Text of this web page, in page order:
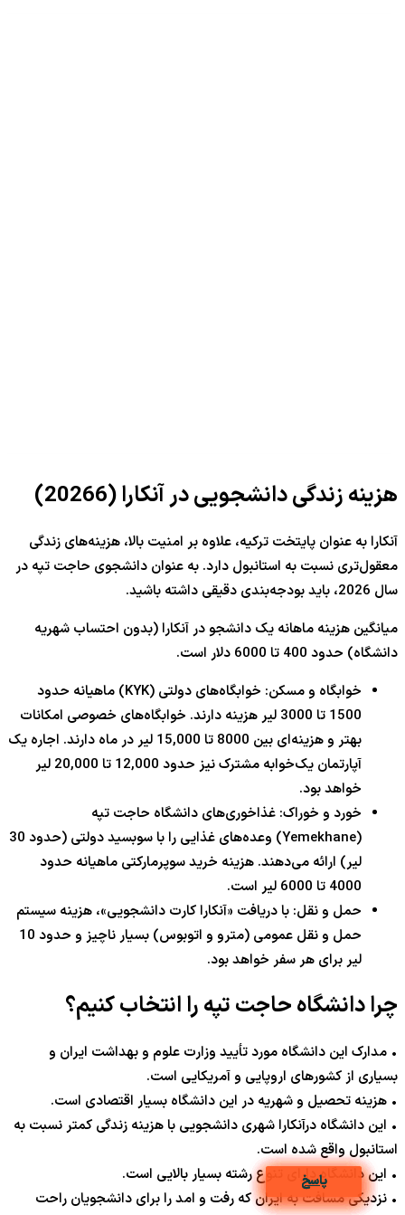
هزینه زندگی دانشجویی در آنکارا ( 20266
)
آنکارا به عنوان پایتخت ترکیه، علاوه بر امنیت بالا، هزینه‌های زندگی
معقول‌تری نسبت به استانبول دارد. به عنوان دانشجوی حاجت تپه در
سال 2026، باید بودجه‌بندی دقیقی داشته باشید.
میانگین هزینه ماهانه یک دانشجو در آنکارا (بدون احتساب شهریه
دانشگاه) حدود 400 تا 6000
دلار است.
خوابگاه و مسکن: خوابگاه‌های دولتی (KYK) ماهیانه حدود
1500 تا 3000 لیر هزینه دارند. خوابگاه‌های خصوصی امکانات
بهتر و هزینه‌ای بین 8000 تا 15,000 لیر در ماه دارند. اجاره یک
آپارتمان یک‌خوابه مشترک نیز حدود
12,000 تا 20,000 لیر
خواهد بود.
خورد و خوراک: غذاخوری‌های دانشگاه حاجت تپه
(Yemekhane) وعده‌های غذایی را با سوبسید دولتی (حدود
30
لیر) ارائه می‌دهند. هزینه خرید سوپرمارکتی ماهیانه حدود
4000 تا 6000 لیر است.
حمل و نقل: با دریافت «آنکارا کارت دانشجویی»، هزینه سیستم
حمل و نقل عمومی (مترو و اتوبوس) بسیار ناچیز و حدود 10
لیر برای هر سفر خواهد بود.
چرا دانشگاه حاجت تپه را انتخاب کنیم؟
• مدارک این دانشگاه مورد تأیید وزارت علوم و بهداشت ایران و
بسیاری از کشورهای اروپایی و آمریکایی است.
• هزینه تحصیل و شهریه در این دانشگاه بسیار اقتصادی است.
• این دانشگاه درآنکارا شهری دانشجویی با هزینه زندگی کمتر نسبت به
استانبول واقع شده است.
• این دانشگاه دارای تنوع رشته بسیار بالایی است.
• نزدیکی مسافت به ایران که رفت و امد را برای دانشجویان راحت
پاسخ
پاسخ
پاسخ
پاسخ
پاسخ
پاسخ
پاسخ
پاسخ
پاسخ
پاسخ